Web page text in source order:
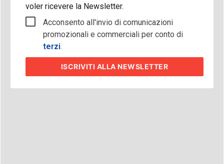
voler ricevere la Newsletter.
Acconsento all'invio di comunicazioni
promozionali e commerciali per conto di
terzi.
ISCRIVITI ALLA NEWSLETTER